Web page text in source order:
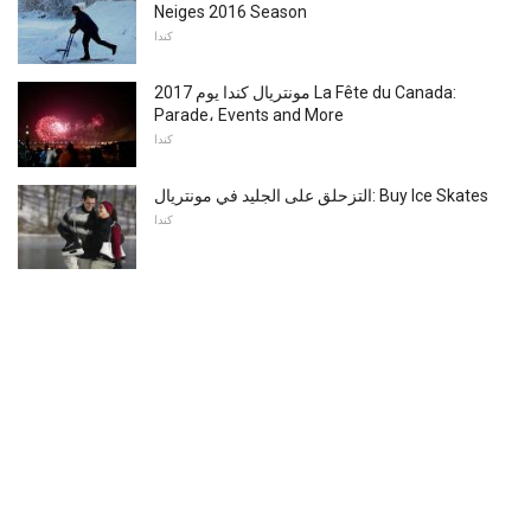
Neiges 2016 Season
كندا
مونتريال كندا يوم 2017 La Fête du Canada:
Parade، Events and More
كندا
التزحلق على الجليد في مونتريال: Buy Ice Skates
كندا